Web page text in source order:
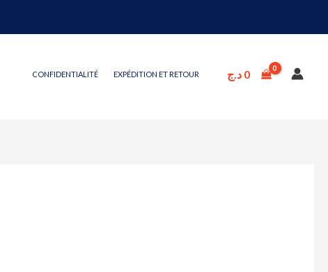
CONFIDENTIALITÉ EXPÉDITION ET RETOUR 0 د.ج